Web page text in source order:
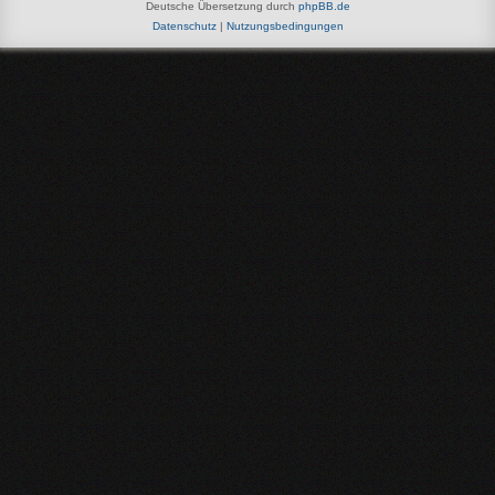
Deutsche Übersetzung durch phpBB.de
Datenschutz| Nutzungsbedingungen